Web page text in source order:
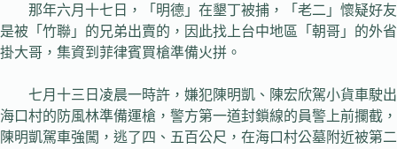
那年六月十七日，「明德」在墾丁被捕，「老二」懷疑好友
是被「竹聯」的兄弟出賣的，因此找上台中地區「朝哥」的外省
掛大哥，集資到菲律賓買槍準備火拼。
七月十三日凌晨一時許，嫌犯陳明凱、陳宏欣駕小貨車駛出
海口村的防風林準備運槍，警方第一道封鎖線的員警上前攔截，
陳明凱駕車強闖，逃了四、五百公尺，在海口村公墓附近被第二